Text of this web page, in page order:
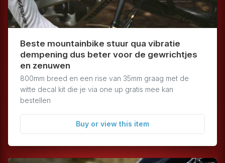
Beste mountainbike stuur qua vibratie
dempening dus beter voor de gewrichtjes
en zenuwen
800mm breed en een rise van 35mm graag met de
witte decal kit die je via one up gratis mee kan
bestellen
Buy or view this item